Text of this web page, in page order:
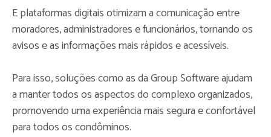
E plataformas digitais otimizam a comunicação entre
moradores, administradores e funcionários, tornando os
avisos e as informações mais rápidos e acessíveis.
Para isso, soluções como as da Group Software ajudam
a manter todos os aspectos do complexo organizados,
promovendo uma experiência mais segura e confortável
para todos os condôminos.